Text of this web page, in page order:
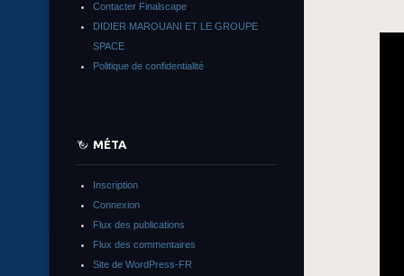
Contacter Finalscape
DIDIER MAROUANI ET LE GROUPE
SPACE
Politique de confidentialité
MÉTA
Inscription
Connexion
Flux des publications
Flux des commentaires
Site de WordPress-FR